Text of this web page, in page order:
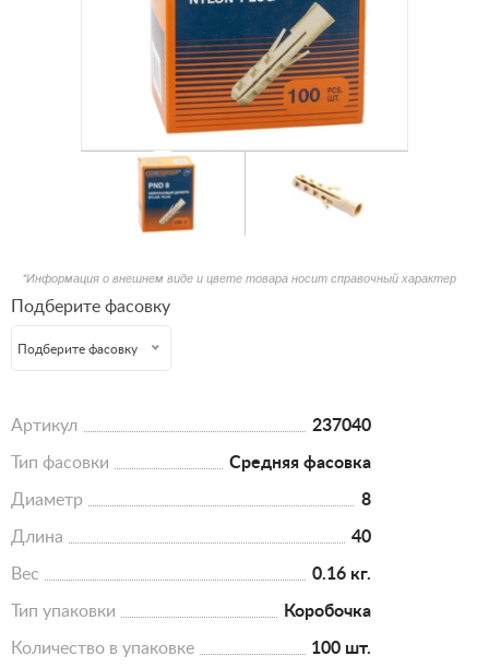
*Информация о внешнем виде и цвете товара носит справочный характер
Подберите фасовку
Подберите фасовку
Артикул 237040
Тип фасовки Средняя фасовка
Диаметр 8
Длина 40
Вес 0.16 кг.
Тип упаковки Коробочка
Количество в упаковке 100 шт.